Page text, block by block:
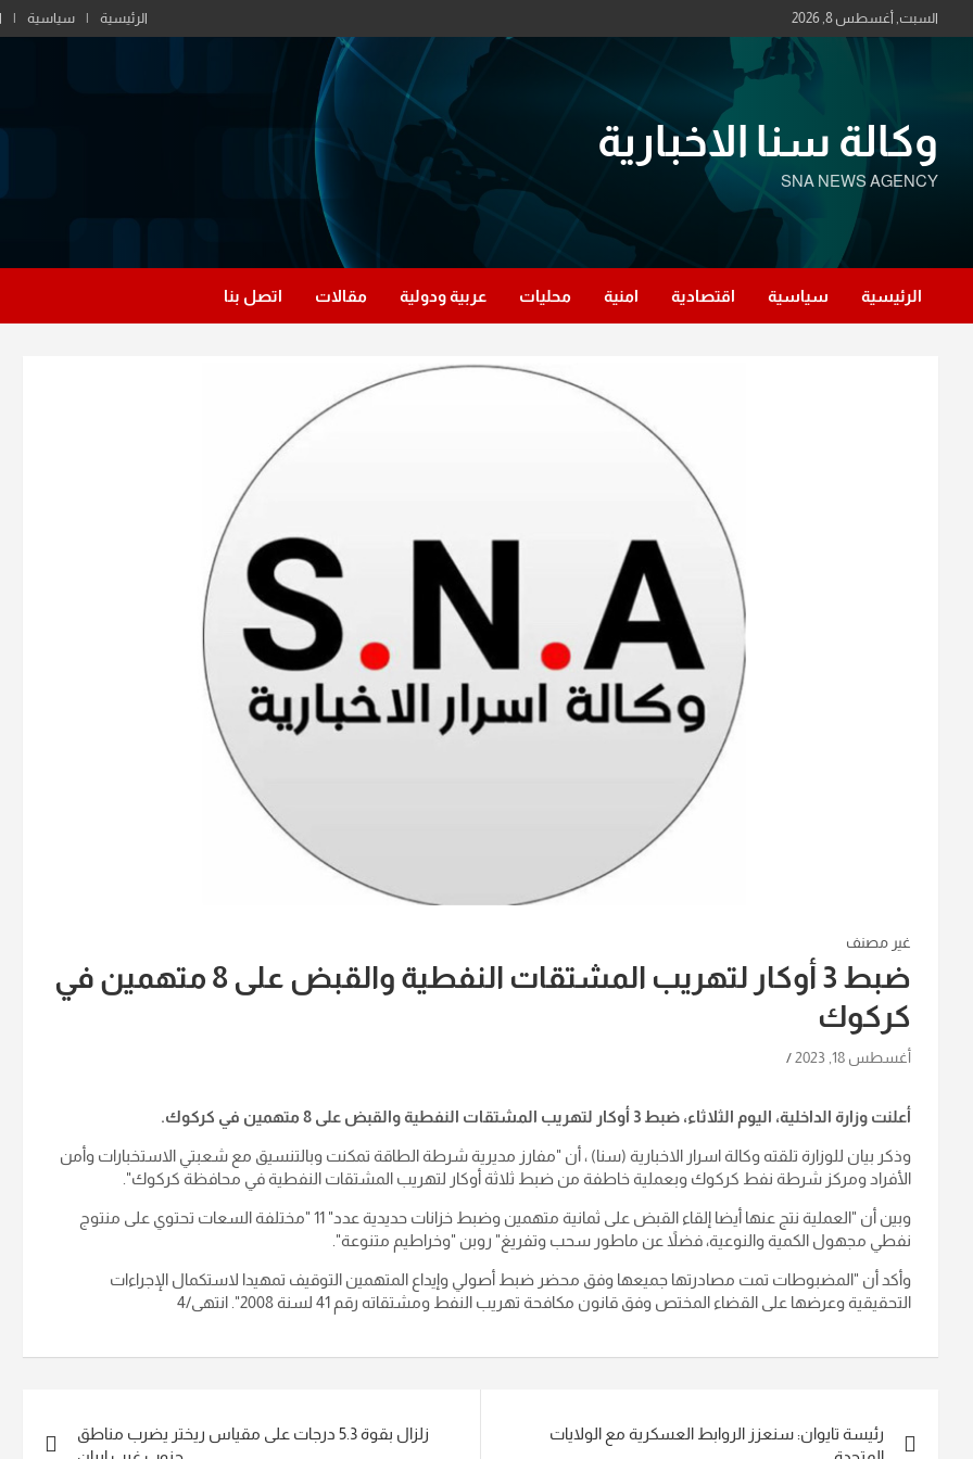
to
السبت, أغسطس 8, 2026 الرئيسية سياسية
وكالة سنا الاخبارية
SNA NEWS AGENCY
الرئيسية سياسية اقتصادية امنية محليات عربية ودولية مقالات اتصل بنا
غير مصنف
ضبط 3 أوكار لتهريب المشتقات النفطية والقبض على 8 متهمين في
كركوك
أغسطس 18, 2023
أعلنت وزارة الداخلية، اليوم الثلاثاء، ضبط 3 أوكار لتهريب المشتقات النفطية والقبض على 8 متهمين في كركوك.
وذكر بيان للوزارة تلقته وكالة اسرار الاخبارية (سنا) ، أن "مفارز مديرية شرطة الطاقة تمكنت وبالتنسيق مع شعبتي الاستخبارات وأمن
الأفراد ومركز شرطة نفط كركوك وبعملية خاطفة من ضبط ثلاثة أوكار لتهريب المشتقات النفطية في محافظة كركوك".
وبين أن "العملية نتج عنها أيضا إلقاء القبض على ثمانية متهمين وضبط خزانات حديدية عدد" 11 "مختلفة السعات تحتوي على منتوج
نفطي مجهول الكمية والنوعية، فضلاً عن ماطور سحب وتفريغ" روبن "وخراطيم متنوعة".
وأكد أن "المضبوطات تمت مصادرتها جميعها وفق محضر ضبط أصولي وإيداع المتهمين التوقيف تمهيدا لاستكمال الإجراءات
التحقيقية وعرضها على القضاء المختص وفق قانون مكافحة تهريب النفط ومشتقاته رقم 41 لسنة 2008". انتهى/4
رئيسة تايوان: سنعزز الروابط العسكرية مع الولايات
زلزال بقوة 5.3 درجات على مقياس ريختر يضرب مناطق